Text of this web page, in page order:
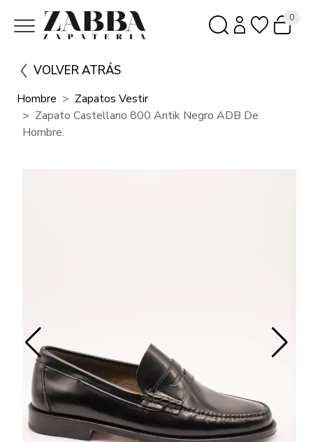
0
VOLVER ATRÁS
Hombre
Zapatos Vestir
Zapato Castellano 800 Antik Negro ADB De
Hombre.